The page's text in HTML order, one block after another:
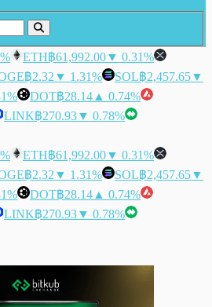
ETH฿61,992.00▼ 0.31%
฿2.32 ▼ 1.31% SOL฿2,457.65▼
DOT฿28.14 ▲ 0.74%
LINK฿270.93▼ 0.78%
ETH฿61,992.00▼ 0.31%
฿2.32 ▼ 1.31% SOL฿2,457.65▼
DOT฿28.14 ▲ 0.74%
LINK฿270.93▼ 0.78%